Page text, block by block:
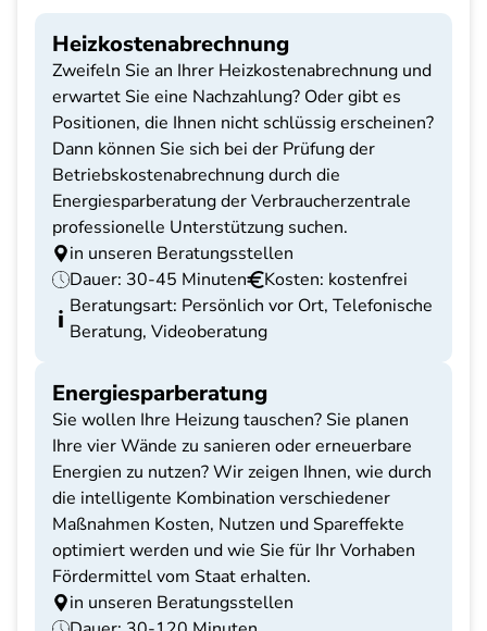
Heizkostenabrechnung
Zweifeln Sie an Ihrer Heizkostenabrechnung und
erwartet Sie eine Nachzahlung? Oder gibt es
Positionen, die Ihnen nicht schlüssig erscheinen?
Dann können Sie sich bei der Prüfung der
Betriebskostenabrechnung durch die
Energiesparberatung der Verbraucherzentrale
professionelle Unterstützung suchen.
in unseren Beratungsstellen
Dauer: 30-45 Minuten
Kosten: kostenfrei
Beratungsart: Persönlich vor Ort, Telefonische
Beratung, Videoberatung
Energiesparberatung
Sie wollen Ihre Heizung tauschen? Sie planen
Ihre vier Wände zu sanieren oder erneuerbare
Energien zu nutzen? Wir zeigen Ihnen, wie durch
die intelligente Kombination verschiedener
Maßnahmen Kosten, Nutzen und Spareffekte
optimiert werden und wie Sie für Ihr Vorhaben
Fördermittel vom Staat erhalten.
in unseren Beratungsstellen